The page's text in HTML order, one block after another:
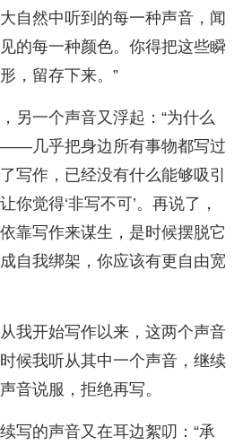
自然中听到的每一种声音，闻
的每一种颜色。你得把这些瞬
，留存下来。”
另一个声音又浮起：“为什么
几乎把身边所有事物都写过
写作，已经没有什么能够吸引
你觉得‘非写不可’。再说了，
靠写作来谋生，是时候摆脱它
自我绑架，你应该有更自由宽
我开始写作以来，这两个声音
候我听从其中一个声音，继续
音说服，拒绝再写。
写的声音又在耳边絮叨：“承